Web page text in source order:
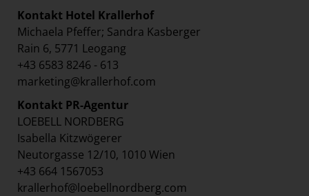
Kontakt Hotel Krallerhof
Michaela Pfeffer; Sandra Kasberger
Rain 6, 5771 Leogang
+43 6583 8246 - 613
marketing@krallerhof.com
Kontakt PR-Agentur
LOEBELL NORDBERG
Isabella Kitzwögerer
Neutorgasse 12/10, 1010 Wien
+43 664 1567053
krallerhof@loebellnordberg.com